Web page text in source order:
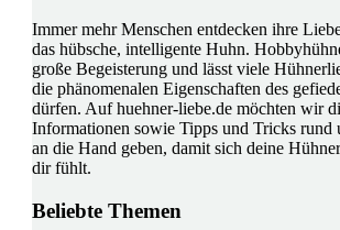
Immer mehr Menschen entdecken ihre
das hübsche, intelligente Huhn.
große Begeisterung und lässt viele
die phänomenalen Eigenschaften des
dürfen. Auf huehner-liebe.de möchten wir
Informationen sowie Tipps und Tricks rund
an die Hand geben, damit sich deine
dir fühlt.
Beliebte Themen